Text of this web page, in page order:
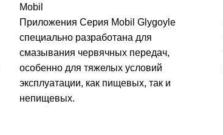
Mobil
Приложения Серия Mobil Glygoyle
специально разработана для
смазывания червячных передач,
особенно для тяжелых условий
эксплуатации, как пищевых, так и
непищевых.